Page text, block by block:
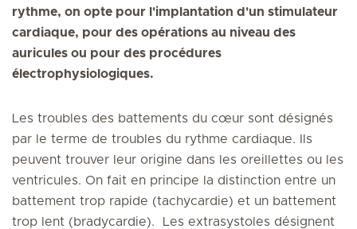
rythme, on opte pour l'implantation d'un stimulateur
cardiaque, pour des opérations au niveau des
auricules ou pour des procédures
électrophysiologiques.
Les troubles des battements du cœur sont désignés
par le terme de troubles du rythme cardiaque. Ils
peuvent trouver leur origine dans les oreillettes ou les
ventricules. On fait en principe la distinction entre un
battement trop rapide (tachycardie) et un battement
trop lent (bradycardie). Les extrasystoles désignent